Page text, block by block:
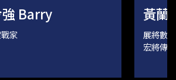
位行銷界10年以上
個數位廣告帳戶並專注於數據
，成功帶領團隊將資源轉換
Gina
科技廣告優化部總監(隸屬於
- 數位
- 「廣告
- 《數位
對策》
李柏
FB 廣告